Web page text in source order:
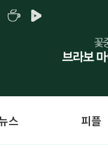
스 피플